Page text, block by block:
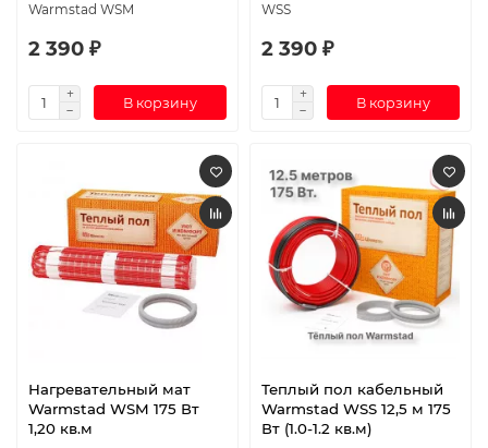
Warmstad WSM
2 390 ₽
В корзину
WSS
2 390 ₽
В корзину
Нагревательный мат
Warmstad WSM 175 Вт
1,20 кв.м
Теплый пол кабельный
Warmstad WSS 12,5 м 175
Вт (1.0-1.2 кв.м)